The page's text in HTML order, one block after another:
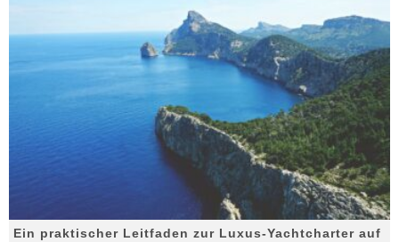
Ein praktischer Leitfaden zur Luxus-Yachtcharter auf